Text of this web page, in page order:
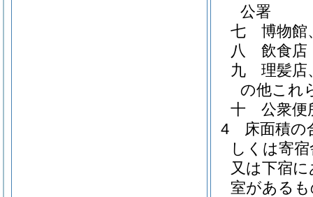
公署
七
博物館
八
飲食店
九
理髪店
の他これ
十
公衆便
4
床面積の
しくは寄宿
又は下宿
室がある